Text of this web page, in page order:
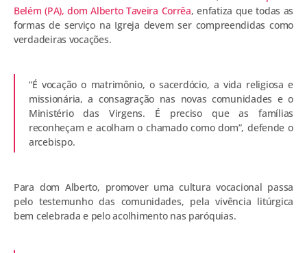
Belém (PA), dom Alberto Taveira Corrêa, enfatiza que todas as
formas de serviço na Igreja devem ser compreendidas como
verdadeiras vocações.
“É vocação o matrimônio, o sacerdócio, a vida religiosa e
missionária, a consagração nas novas comunidades e o
Ministério das Virgens. É preciso que as famílias
reconheçam e acolham o chamado como dom”, defende o
arcebispo.
Para dom Alberto, promover uma cultura vocacional passa
pelo testemunho das comunidades, pela vivência litúrgica
bem celebrada e pelo acolhimento nas paróquias.